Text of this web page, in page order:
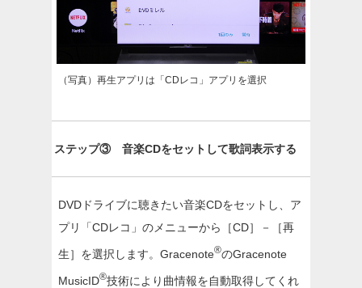
（写真）再生アプリは「CDレコ」アプリを選択
ステップ③ 音楽CDをセットして歌詞表示する
DVDドライブに聴きたい音楽CDをセットし、ア
プリ「CDレコ」のメニューから［CD］－［再
生］を選択します。Gracenote®のGracenote
MusicID®技術により曲情報を自動取得してくれ